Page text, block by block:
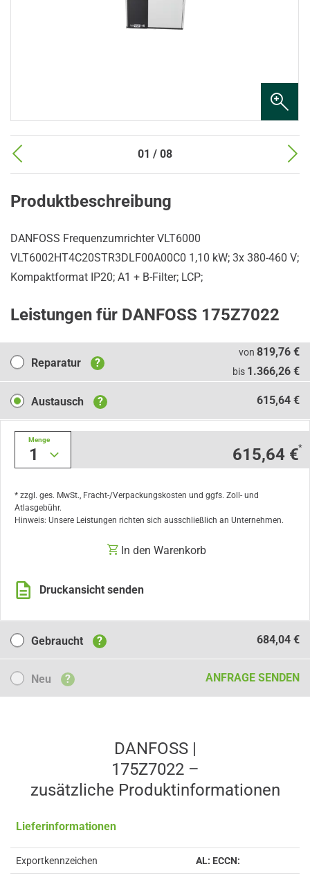
01 / 08
Produktbeschreibung
DANFOSS Frequenzumrichter VLT6000
VLT6002HT4C20STR3DLF00A00C0 1,10 kW; 3x 380-460 V;
Kompaktformat IP20; A1 + B-Filter; LCP;
Leistungen für DANFOSS 175Z7022
Reparatur
Reparatur ?
von 819,76 €
bis 1.366,26 €
Austausch
Austausch ? 615,64 €
1
Menge
615,64 €*
* zzgl. ges. MwSt., Fracht-/Verpackungskosten und ggfs. Zoll- und
Atlasgebühr.
Hinweis: Unsere Leistungen richten sich ausschließlich an Unternehmen.
In den Warenkorb
Druckansicht senden
Gebraucht
Gebraucht ? 684,04 €
NeuNeu ? ANFRAGE SENDEN
DANFOSS |
175Z7022 –
zusätzliche Produkt­informationen
Lieferinformationen
Exportkennzeichen AL: ECCN: